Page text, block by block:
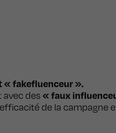
« fakefluenceur ».
avec des« faux
de la campagne